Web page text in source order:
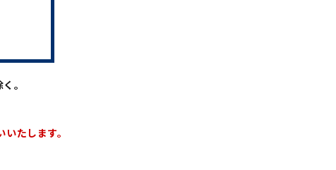
。
たします。